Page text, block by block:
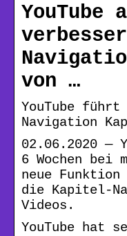
von …
YouTube führt
Navigation
02.06.2020 —
6 Wochen bei
neue
die Kapitel-
Videos.
YouTube hat